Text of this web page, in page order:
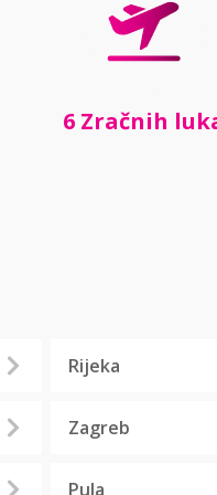
6 Zračnih
Rijeka
Zagreb
Pula